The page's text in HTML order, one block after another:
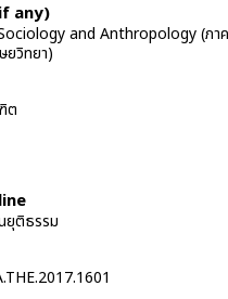
any)
and Anthropology (ภาค
ยวิทยา)
ต
ยุติธรรม